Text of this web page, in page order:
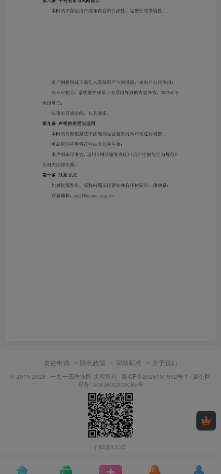
友链申请 隐私政策 审核标准 关于我们
© 2019-2026 · 一九一四作业网 版权所有 · 冀ICP备2025101992号-1 · 冀公网
安备13063602000065号
扫码加QQ群